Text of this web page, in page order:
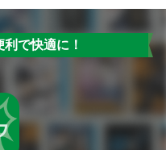
で快適に！